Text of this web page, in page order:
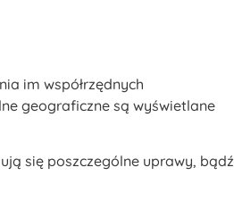
im współrzędnych
geograficzne są wyświetlane
się poszczególne uprawy, bądź